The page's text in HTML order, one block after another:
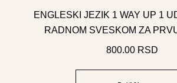
ENGLESKI JEZIK 1 WAY UP 1
RADNOM SVESKOM ZA
800.00 RSD